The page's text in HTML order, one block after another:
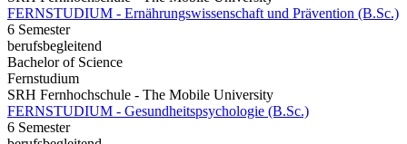
FERNSTUDIUM - Ernährungswissenschaft und Prävention (B.Sc.)
6 Semester
berufsbegleitend
Bachelor of Science
Fernstudium
SRH Fernhochschule - The Mobile University
FERNSTUDIUM - Gesundheitspsychologie (B.Sc.)
6 Semester